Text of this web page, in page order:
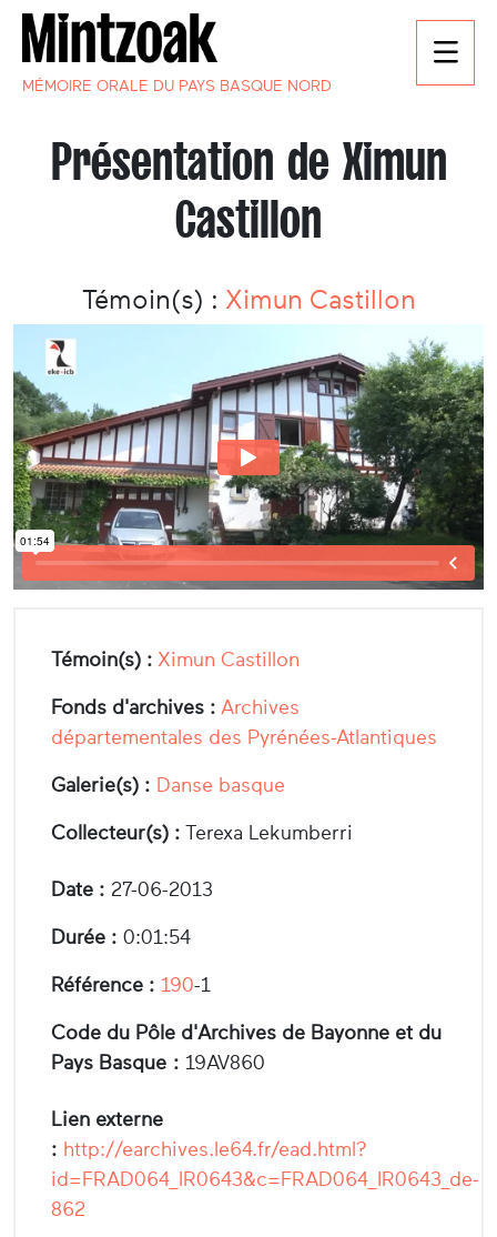
MÉMOIRE ORALE DU PAYS BASQUE NORD
Présentation de Ximun
Castillon
Témoin(s) : Ximun Castillon
Témoin(s) : Ximun Castillon
Fonds d'archives : Archives
départementales des Pyrénées-Atlantiques
Galerie(s) : Danse basque
Collecteur(s) : Terexa Lekumberri
Date : 27-06-2013
Durée : 0:01:54
Référence : 190-1
Code du Pôle d'Archives de Bayonne et du
Pays Basque : 19AV860
Lien externe
: http://earchives.le64.fr/ead.html?
id=FRAD064_IR0643&c=FRAD064_IR0643_de-
862